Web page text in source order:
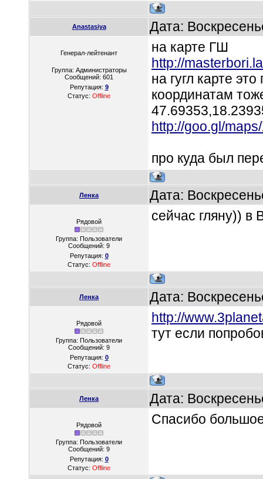
Anastasiya Дата:
Генерал-лейтенант
Группа: Администраторы
Сообщений: 601
Репутация: 9
Статус: Offline
на карте ГШ
http://
на гугл карте
координатам
http://goo.gl/
про куда был
Ленка Дата:
Рядовой
Группа: Пользователи
Сообщений: 9
Репутация: 0
Статус: Offline
сейчас гляну)) в
Ленка Дата:
Рядовой
Группа: Пользователи
Сообщений: 9
Репутация: 0
Статус: Offline
http://
тут если
Ленка Дата:
Рядовой
Группа: Пользователи
Сообщений: 9
Репутация: 0
Статус: Offline
Спасибо